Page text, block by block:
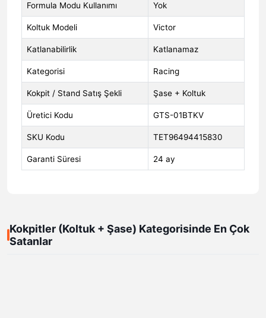
Formula Modu Kullanımı Yok
Koltuk Modeli Victor
Katlanabilirlik Katlanamaz
Kategorisi Racing
Kokpit / Stand Satış Şekli Şase + Koltuk
Üretici Kodu GTS-01BTKV
SKU Kodu TET96494415830
Garanti Süresi 24 ay
Kokpitler (Koltuk + Şase) Kategorisinde En Çok
Satanlar